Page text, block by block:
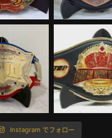
Instagram でフォロー